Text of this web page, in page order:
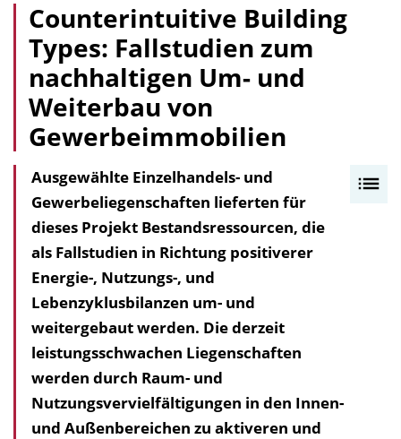
Counterintuitive Building
Types: Fallstudien zum
nachhaltigen Um- und
Weiterbau von
Gewerbeimmobilien
Ausgewählte Einzelhandels- und
Gewerbeliegenschaften lieferten für
dieses Projekt Bestandsressourcen, die
als Fallstudien in Richtung positiverer
Energie-, Nutzungs-, und
Lebenzyklusbilanzen um- und
weitergebaut werden. Die derzeit
leistungs­schwachen Liegenschaften
werden durch Raum- und
Nutzungsvervielfältigungen in den Innen-
und Außenbereichen zu aktiveren und